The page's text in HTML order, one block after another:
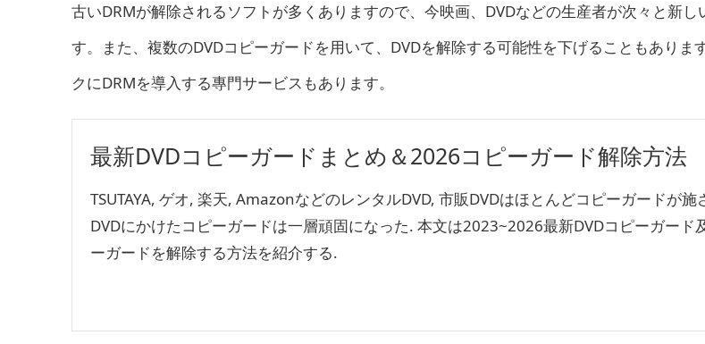
古いDRMが解除されるソフトが多くありますので、今映画、DVDなどの生産者が次々と新し
す。また、複数のDVDコピーガードを用いて、DVDを解除する可能性を下げることもありま
クにDRMを導入する專門サービスもあります。
最新DVDコピーガードまとめ＆2026コピーガード解除方法
TSUTAYA, ゲオ, 楽天, AmazonなどのレンタルDVD, 市販DVDはほとんどコピーガードが
DVDにかけたコピーガードは一層頑固になった. 本文は2023~2026最新DVDコピーガード
ーガードを解除する方法を紹介する.